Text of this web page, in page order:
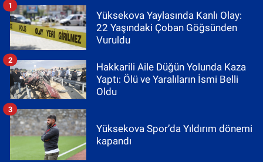
Yüksekova Yaylasında Kanlı Olay:
22 Yaşındaki Çoban Göğsünden
Vuruldu
1
Hakkarili Aile Düğün Yolunda Kaza
Yaptı: Ölü ve Yaralıların İsmi Belli
Oldu
2
Yüksekova Spor’da Yıldırım dönemi
kapandı
3